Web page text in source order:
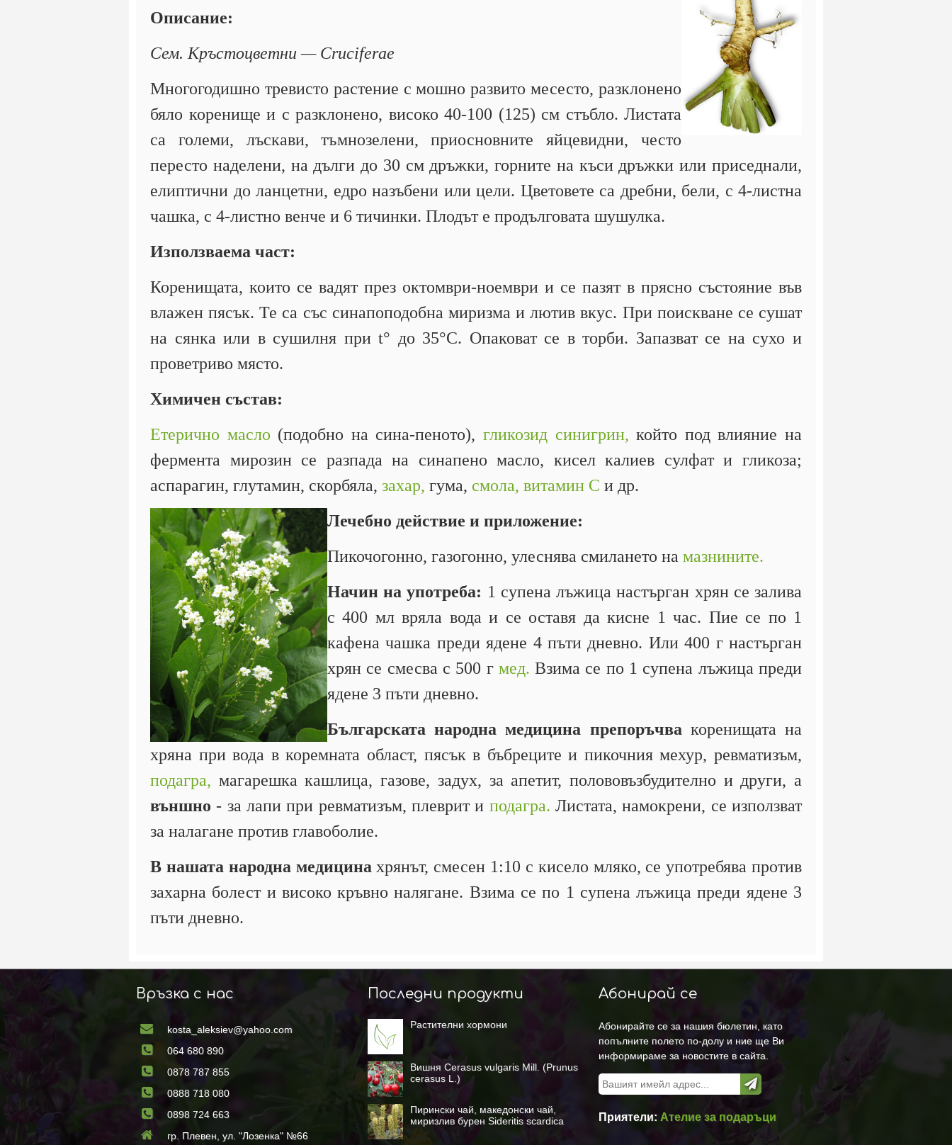
Описание:
Сем. Кръстоцветни — Cruciferae
Многогодишно тревисто растение с мошно развито месесто, разклонено
бяло коренище и с разклонено, високо 40-100 (125) см стъбло. Листата
са големи, лъскави, тъмнозелени, приосновните яйцевидни, често
пересто наделени, на дълги до 30 см дръжки, горните на къси дръжки или приседнали,
елиптични до ланцетни, едро назъбени или цели. Цветовете са дребни, бели, с 4-листна
чашка, с 4-листно венче и 6 тичинки. Плодът е продълговата шушулка.
Използваема част:
Коренищата, които се вадят през октомври-ноември и се пазят в прясно състояние във
влажен пясък. Те са със синапоподобна миризма и лютив вкус. При поискване се сушат
на сянка или в сушилня при t° до 35°С. Опаковат се в торби. Запазват се на сухо и
проветриво място.
Химичен състав:
Етерично масло (подобно на сина-пеното),гликозид синигрин, който под влияние на
фермента мирозин се разпада на синапено масло, кисел калиев сулфат и гликоза;
аспарагин, глутамин, скорбяла, захар, гума, смола, витамин С и др.
Лечебно действие и приложение:
Пикочогонно, газогонно, улеснява смилането на мазнините.
Начин на употреба: 1 супена лъжица настърган хрян се залива
с 400 мл вряла вода и се оставя да кисне 1 час. Пие се по 1
кафена чашка преди ядене 4 пъти дневно. Или 400 г настърган
хрян се смесва с 500 г мед. Взима се по 1 супена лъжица преди
ядене 3 пъти дневно.
Българската народна медицина препоръчва коренищата на
хряна при вода в коремната област, пясък в бъбреците и пикочния мехур, ревматизъм,
подагра, магарешка кашлица, газове, задух, за апетит, полововъзбудително и други, а
външно - за лапи при ревматизъм, плеврит и подагра. Листата, намокрени, се използват
за налагане против главоболие.
В нашата народна медицина хрянът, смесен 1:10 с кисело мляко, се употребява против
захарна болест и високо кръвно налягане. Взима се по 1 супена лъжица преди ядене 3
пъти дневно.
Връзка с нас
kosta_aleksiev@yahoo.com
064 680 890
0878 787 855
0888 718 080
0898 724 663
гр. Плевен, ул. "Лозенка" №66
Последни продукти
Растителни хормони
Вишня Cerasus vulgaris Mill. (Prunus
cerasus L.)
Пирински чай, македонски чай,
миризлив бурен Sideritis scardica
Абонирай се
Абонирайте се за нашия бюлетин, като
попълните полето по-долу и ние ще Ви
информираме за новостите в сайта.
Приятели: Ателие за подаръци